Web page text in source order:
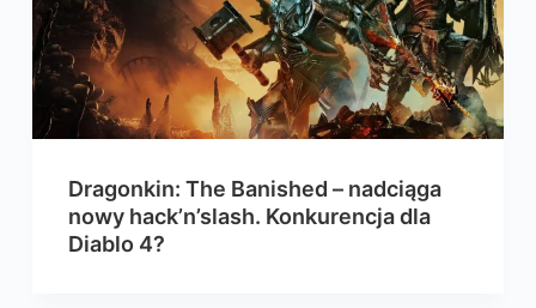
Dragonkin: The Banished – nadciąga
nowy hack’n’slash. Konkurencja dla
Diablo 4?